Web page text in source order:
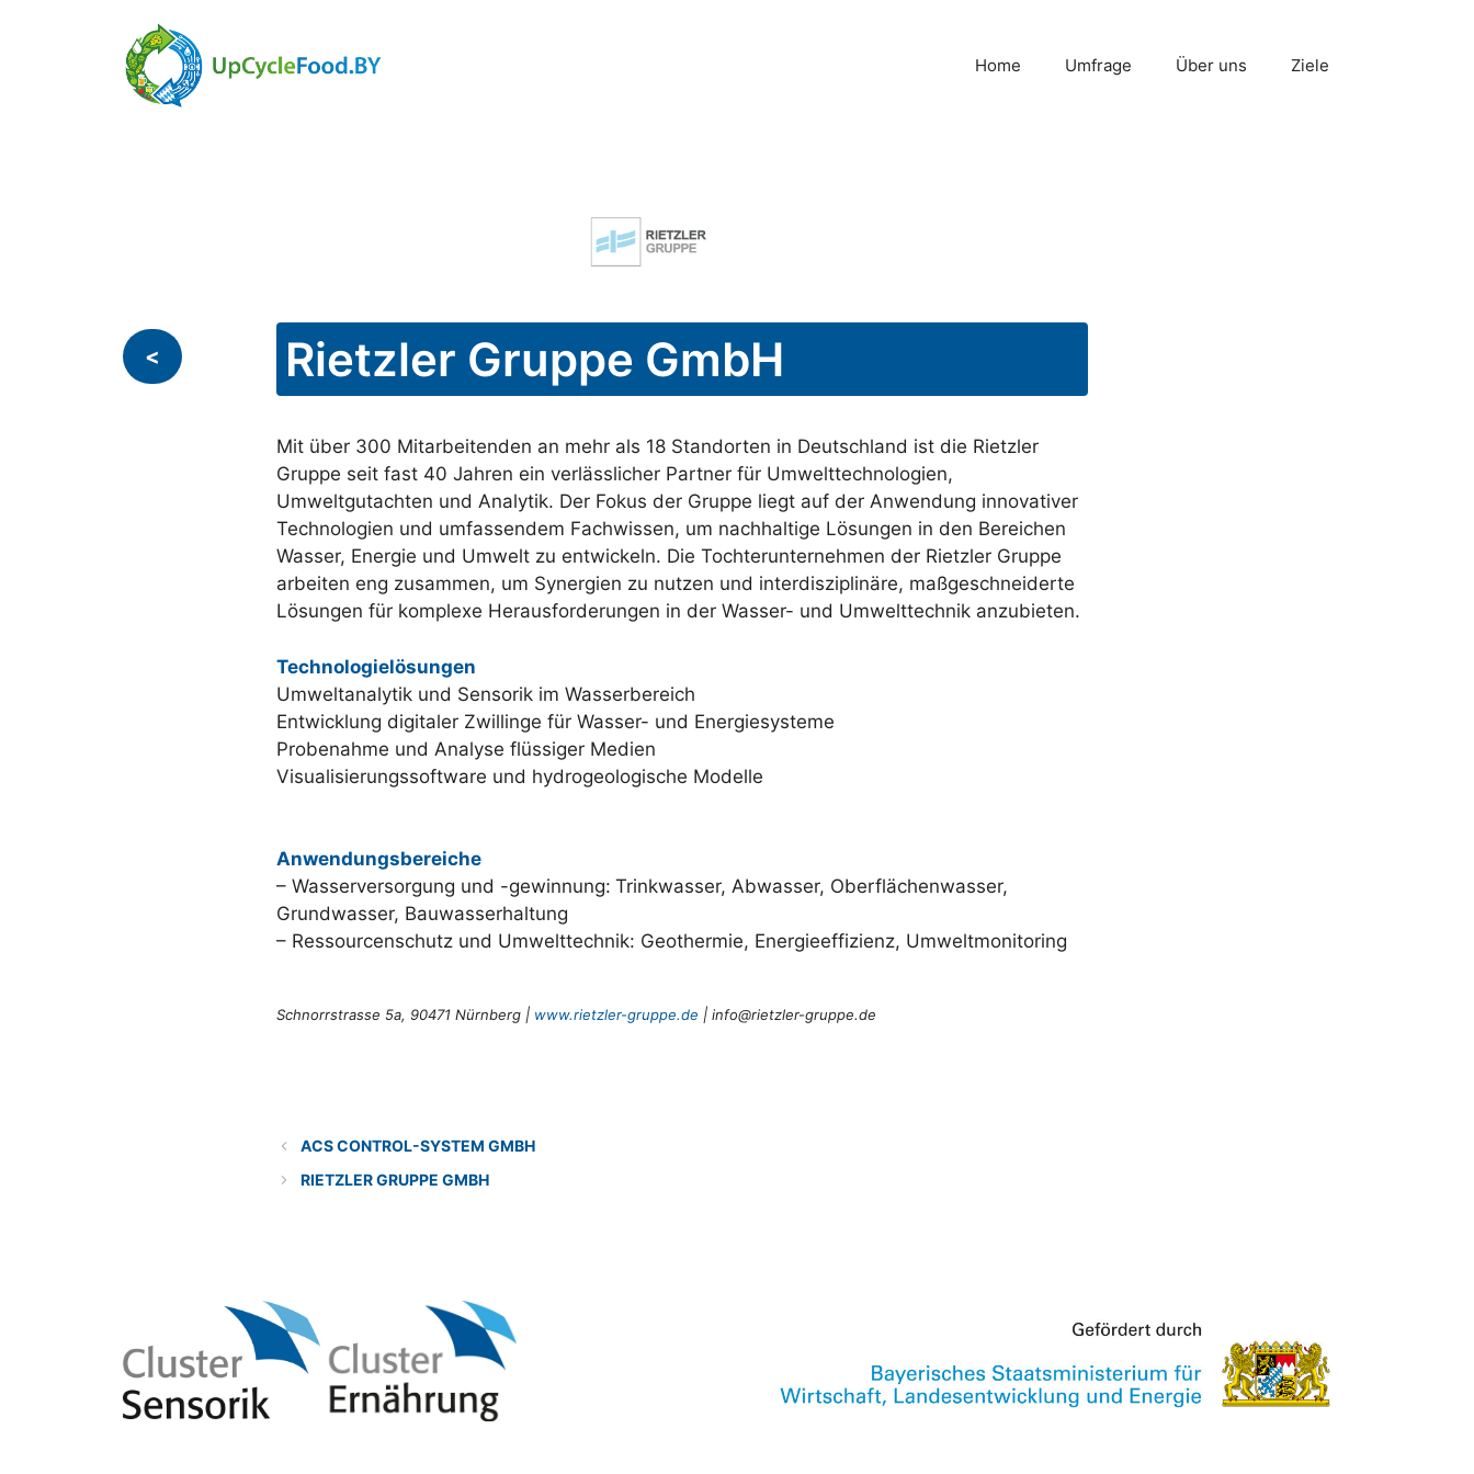
Home Umfrage Über uns Ziele
Rietzler Gruppe GmbH
Mit über 300 Mitarbeitenden an mehr als 18 Standorten in Deutschland ist die Rietzler
Gruppe seit fast 40 Jahren ein verlässlicher Partner für Umwelttechnologien,
Umweltgutachten und Analytik. Der Fokus der Gruppe liegt auf der Anwendung innovativer
Technologien und umfassendem Fachwissen, um nachhaltige Lösungen in den Bereichen
Wasser, Energie und Umwelt zu entwickeln. Die Tochterunternehmen der Rietzler Gruppe
arbeiten eng zusammen, um Synergien zu nutzen und interdisziplinäre, maßgeschneiderte
Lösungen für komplexe Herausforderungen in der Wasser- und Umwelttechnik anzubieten.
Technologielösungen
Umweltanalytik und Sensorik im Wasserbereich
Entwicklung digitaler Zwillinge für Wasser- und Energiesysteme
Probenahme und Analyse flüssiger Medien
Visualisierungssoftware und hydrogeologische Modelle
Anwendungsbereiche
– Wasserversorgung und -gewinnung: Trinkwasser, Abwasser, Oberflächenwasser,
Grundwasser, Bauwasserhaltung
– Ressourcenschutz und Umwelttechnik: Geothermie, Energieeffizienz, Umweltmonitoring
Schnorrstrasse 5a, 90471 Nürnberg | www.rietzler-gruppe.de | info@rietzler-gruppe.de
ACS CONTROL-SYSTEM GMBH
RIETZLER GRUPPE GMBH
<